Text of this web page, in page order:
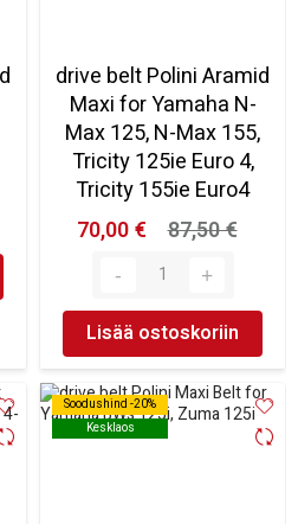
drive belt Polini Aramid
Maxi for Yamaha N-
Max 125, N-Max 155,
Tricity 125ie Euro 4,
Tricity 155ie Euro4
70,00 €
87,50 €
Lisää ostoskoriin
Soodushind -20%
Kesklaos
Soodushind -20%
Kesklaos